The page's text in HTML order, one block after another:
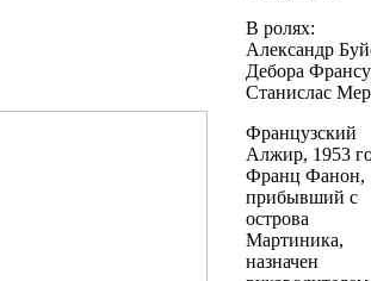
В ролях:
Александр
Дебора
Станислас
Французский
Алжир, 1953
Франц Фанон,
прибывший с
острова
Мартиника,
назначен